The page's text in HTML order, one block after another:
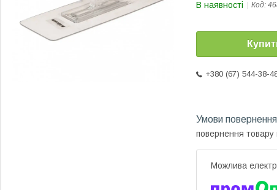
В наявності Код:
+380 (67) 544-38-
повернення товару